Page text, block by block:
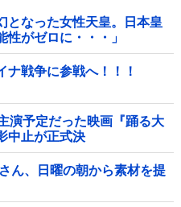
となった女性天皇。日本皇
がゼロに・・・」
ナ戦争に参戦へ！！！
演予定だった映画『踊る大
中止が正式決
ん、日曜の朝から素材を提